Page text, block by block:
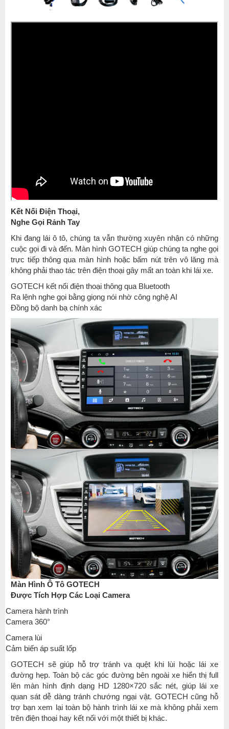
Kết Nối Điện Thoại,
Nghe Gọi Rảnh Tay
Khi đang lái ô tô, chúng ta vẫn thường xuyên nhận có những
cuộc gọi đi và đến. Màn hình GOTECH giúp chúng ta nghe gọi
trực tiếp thông qua màn hình hoặc bấm nút trên vô lăng mà
không phải thao tác trên điện thoại gây mất an toàn khi lái xe.
GOTECH kết nối điện thoại thông qua Bluetooth
Ra lệnh nghe gọi bằng giọng nói nhờ công nghệ AI
Đồng bộ danh bạ chính xác
Màn Hình Ô Tô GOTECH
Được Tích Hợp Các Loại Camera
Camera hành trình
Camera 360°
Camera lùi
Cảm biến áp suất lốp
GOTECH sẽ giúp hỗ trợ tránh va quệt khi lùi hoặc lái xe
đường hẹp. Toàn bộ các góc đường bên ngoài xe hiển thị full
lên màn hình định dạng HD 1280×720 sắc nét, giúp lái xe
quan sát dễ dàng tránh chướng ngại vật. GOTECH cũng hỗ
trợ bạn xem lại toàn bộ hành trình lái xe mà không phải xem
trên điện thoại hay kết nối với một thiết bị khác.